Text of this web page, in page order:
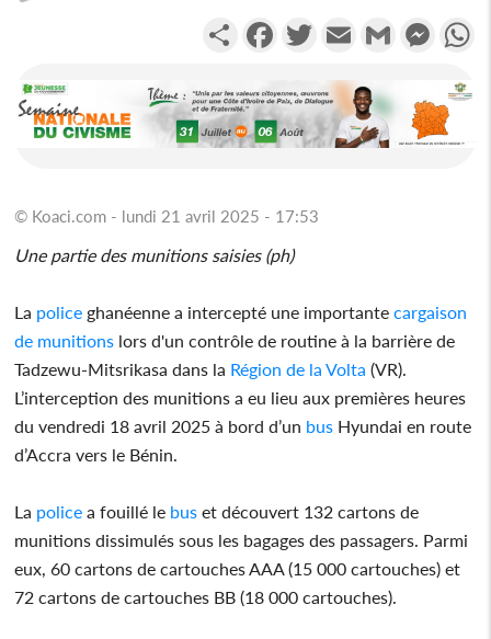
PartagerFacebookTwitterEmail Gmail
© Koaci.com - lundi 21 avril 2025 - 17:53
Une partie des munitions saisies (ph)
La police ghanéenne a intercepté une importante cargaison
de munitions lors d'un contrôle de routine à la barrière de
Tadzewu-Mitsrikasa dans la Région de la Volta (VR).
L’interception des munitions a eu lieu aux premières heures
du vendredi 18 avril 2025 à bord d’un bus Hyundai en route
d’Accra vers le Bénin.
La police a fouillé le bus et découvert 132 cartons de
munitions dissimulés sous les bagages des passagers. Parmi
eux, 60 cartons de cartouches AAA (15 000 cartouches) et
72 cartons de cartouches BB (18 000 cartouches).